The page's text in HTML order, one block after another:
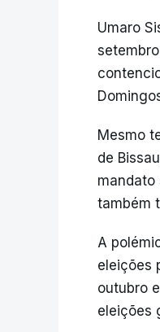
Umaro
Mesmo
de
mandato
também
A
eleições
outubro
eleições